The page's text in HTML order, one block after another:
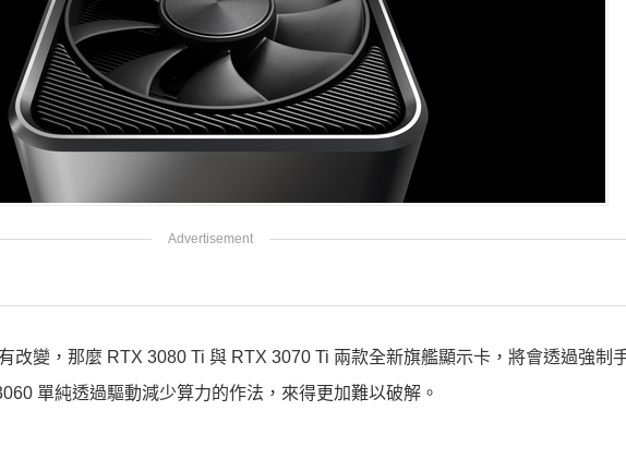
改變，那麼 RTX 3080 Ti 與 RTX 3070 Ti 兩款全新旗艦顯示卡，將會透過強制
單純透過驅動減少算力的作法，來得更加難以破解。